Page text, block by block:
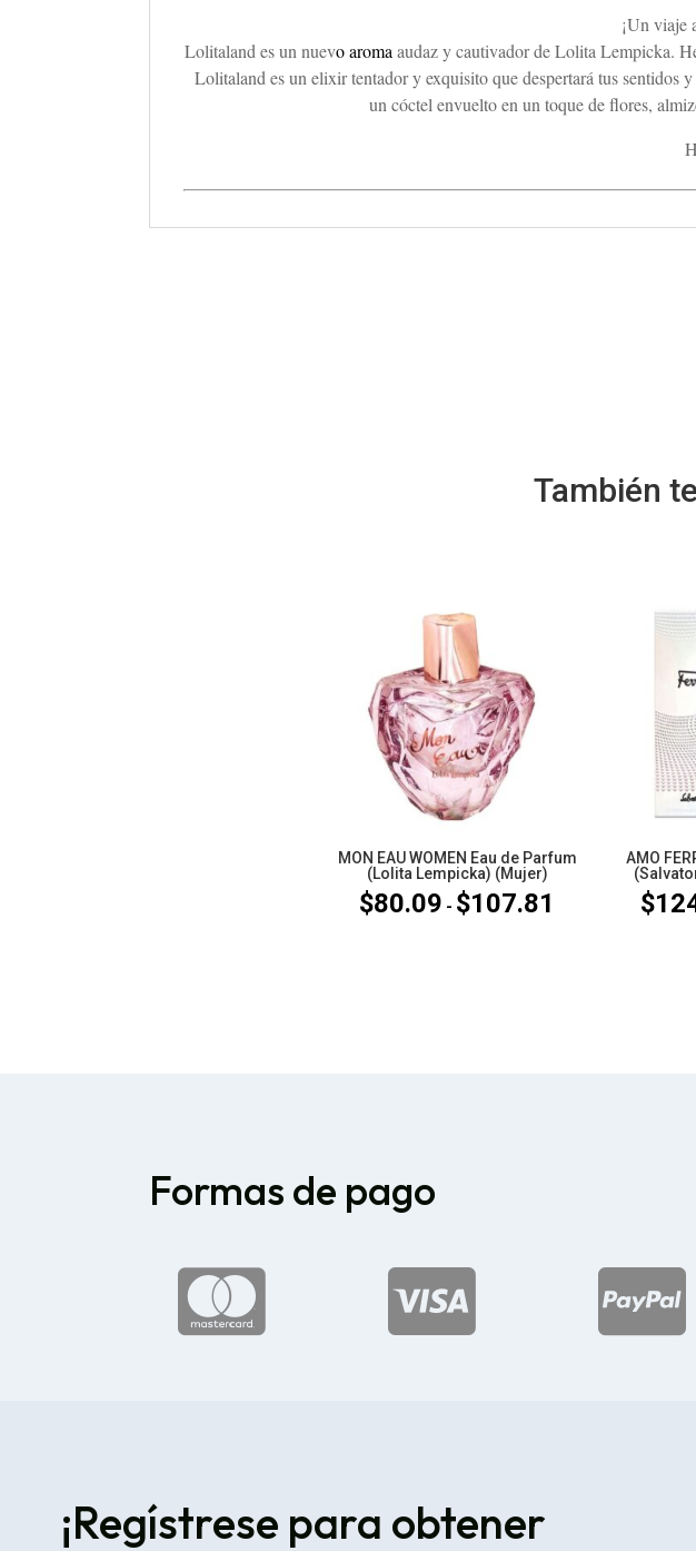
¡Un viaje
Lolitaland es un nuevo aroma audaz y cautivador de Lolita Lempicka.
Lolitaland es un elixir tentador y exquisito que despertará tus
un cóctel envuelto en un toque de flores,
También
MON EAU WOMEN Eau de Parfum
(Lolita Lempicka) (Mujer)
$80.09 - $107.81
AMO
$
Formas de pago
  
¡Regístrese para obtener